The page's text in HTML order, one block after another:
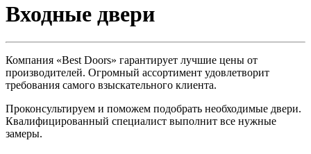
Входные двери
Компания «Best Doors» гарантирует лучшие цены от
производителей. Огромный ассортимент удовлетворит
требования самого взыскательного клиента.
Проконсультируем и поможем подобрать необходимые двери.
Квалифицированный специалист выполнит все нужные
замеры.